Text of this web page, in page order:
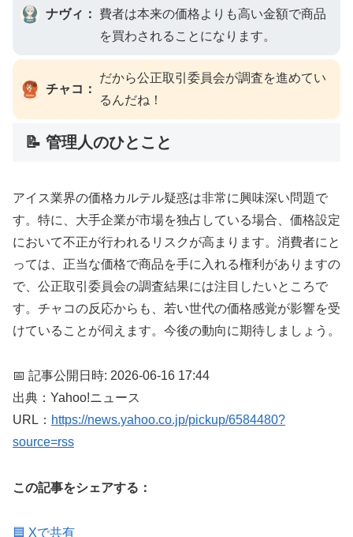
ナヴィ：
費者は本来の価格よりも高い金額で商品
を買わされることになります。
チャコ：
だから公正取引委員会が調査を進めてい
るんだね！
📝 管理人のひとこと
アイス業界の価格カルテル疑惑は非常に興味深い問題で
す。特に、大手企業が市場を独占している場合、価格設定
において不正が行われるリスクが高まります。消費者にと
っては、正当な価格で商品を手に入れる権利がありますの
で、公正取引委員会の調査結果には注目したいところで
す。チャコの反応からも、若い世代の価格感覚が影響を受
けていることが伺えます。今後の動向に期待しましょう。
📅 記事公開日時: 2026-06-16 17:44
出典：Yahoo!ニュース
URL： https://news.yahoo.co.jp/pickup/6584480?
source=rss
この記事をシェアする：
🟦 Xで共有